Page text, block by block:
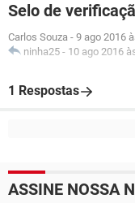
Selo de
Carlos Souza - 9 ago 2016
ninha25 - 10 ago 2016
1 Respostas
ASSINE NOSSA